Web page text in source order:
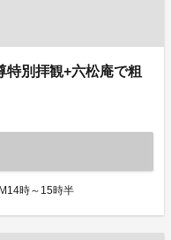
別拝観+六松庵で粗
時～15時半